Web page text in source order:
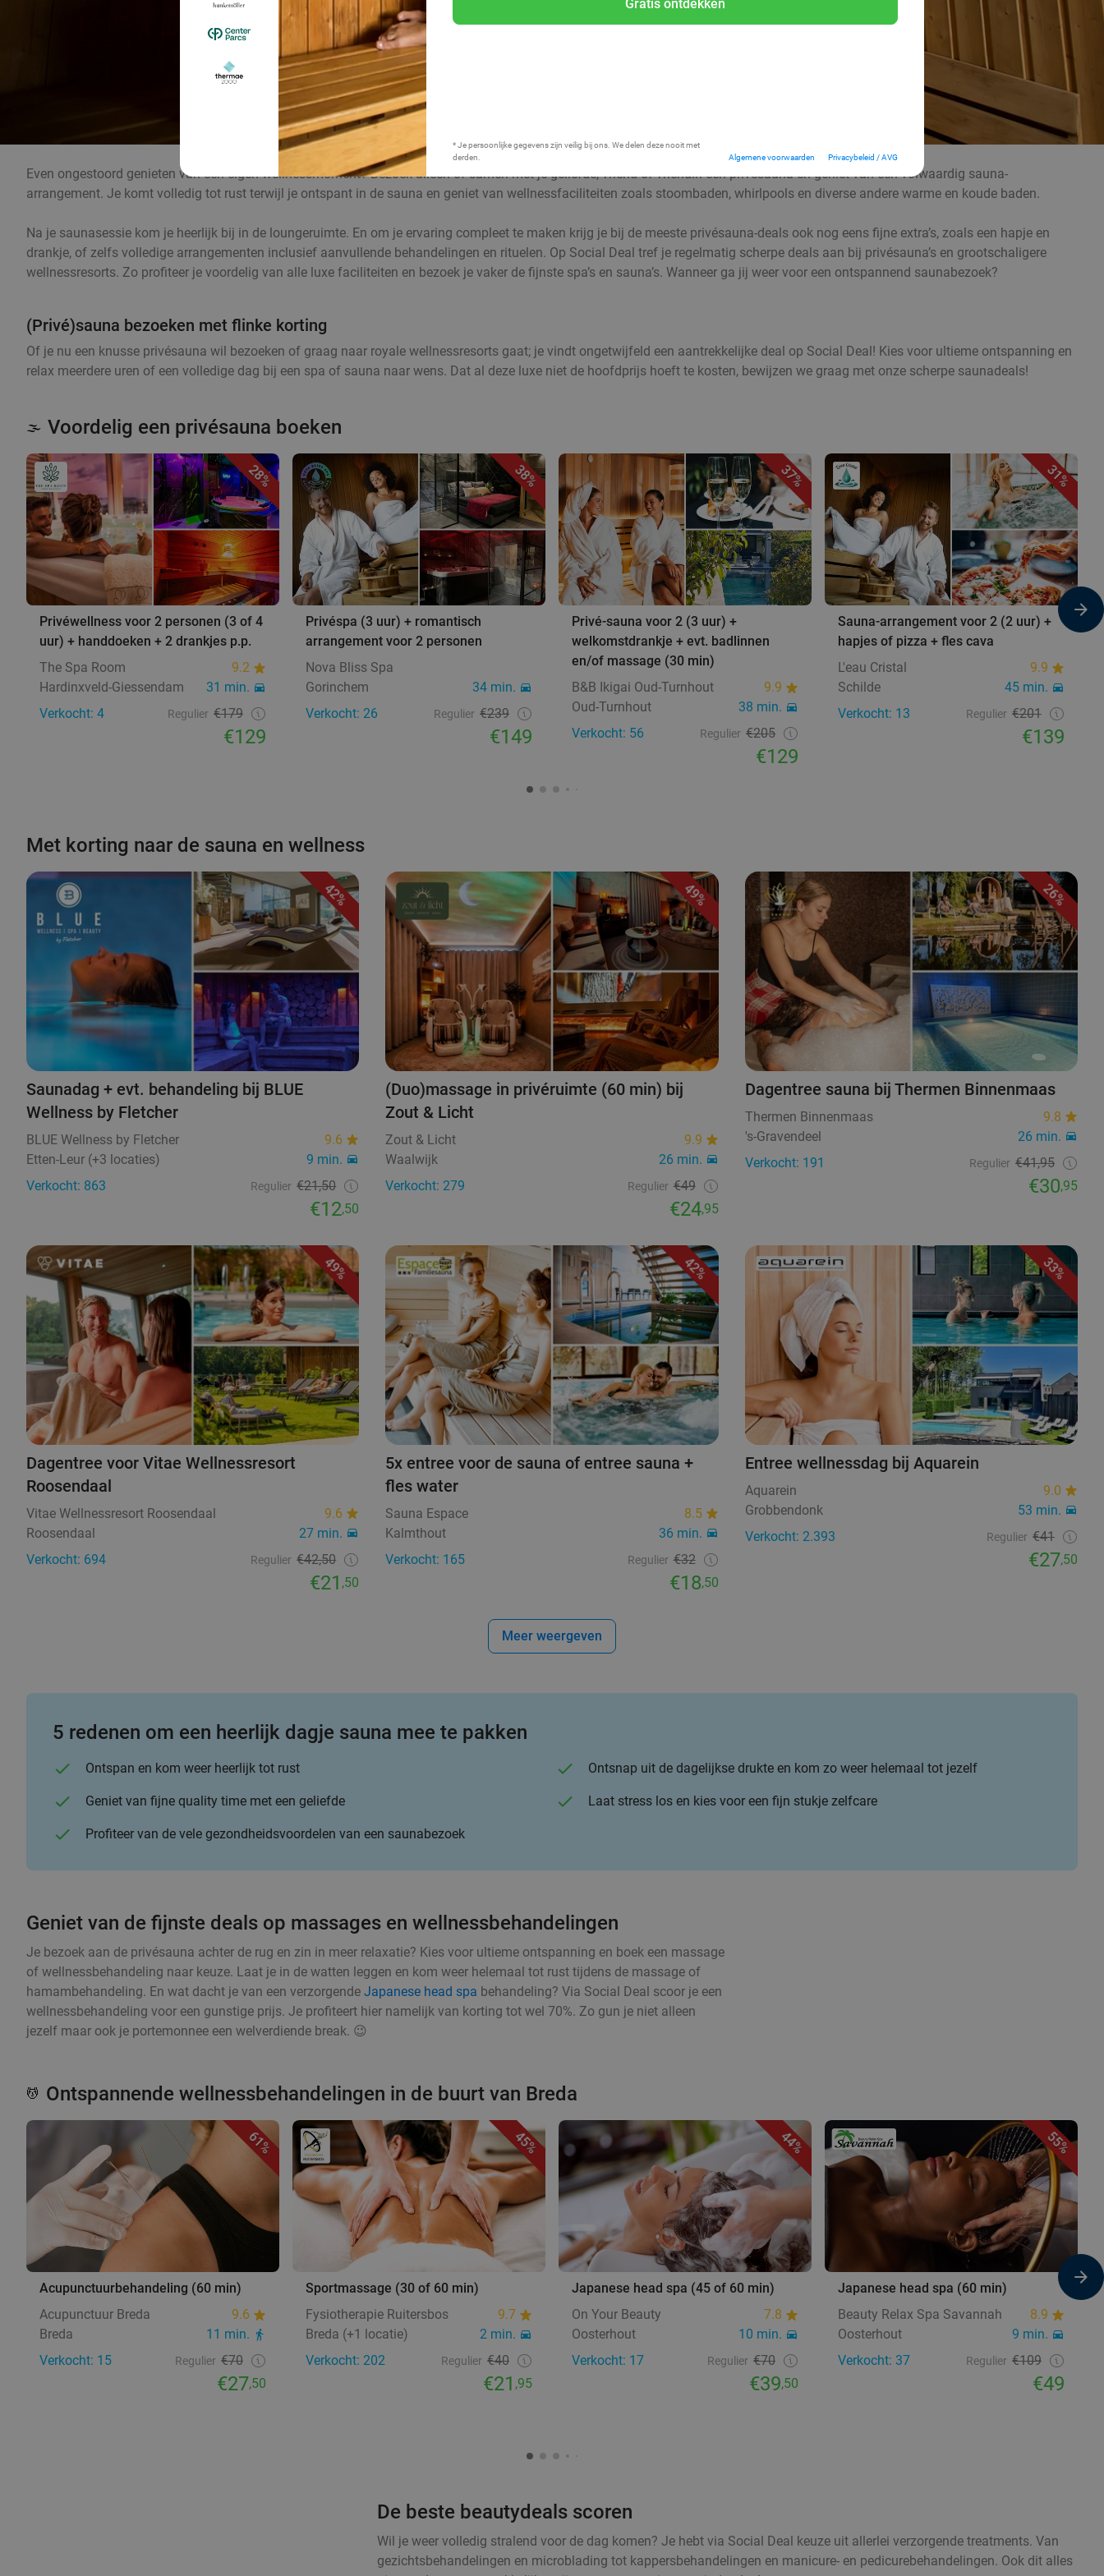
Gratis ontdekken
* Je persoonlijke gegevens zijn veilig bij ons. We delen deze nooit met
derden.
Algemene voorwaarden Privacybeleid / AVG
Even ongestoord genieten van een eigen wellnessmoment? Bezoek alleen of samen met je geliefde, vriend of vriendin een privésauna en geniet van een volwaardig sauna-
arrangement. Je komt volledig tot rust terwijl je ontspant in de sauna en geniet van wellnessfaciliteiten zoals stoombaden, whirlpools en diverse andere warme en koude baden.
Na je saunasessie kom je heerlijk bij in de loungeruimte. En om je ervaring compleet te maken krijg je bij de meeste privésauna-deals ook nog eens fijne extra’s, zoals een hapje en
drankje, of zelfs volledige arrangementen inclusief aanvullende behandelingen en rituelen. Op Social Deal tref je regelmatig scherpe deals aan bij privésauna’s en grootschaligere
wellnessresorts. Zo profiteer je voordelig van alle luxe faciliteiten en bezoek je vaker de fijnste spa’s en sauna’s. Wanneer ga jij weer voor een ontspannend saunabezoek?
(Privé)sauna bezoeken met flinke korting
Of je nu een knusse privésauna wil bezoeken of graag naar royale wellnessresorts gaat; je vindt ongetwijfeld een aantrekkelijke deal op Social Deal! Kies voor ultieme ontspanning en
relax meerdere uren of een volledige dag bij een spa of sauna naar wens. Dat al deze luxe niet de hoofdprijs hoeft te kosten, bewijzen we graag met onze scherpe saunadeals!
🌫️ Voordelig een privésauna boeken
28%
Privéwellness voor 2 personen (3 of 4
uur) + handdoeken + 2 drankjes p.p.
The Spa Room
9.2
Hardinxveld-Giessendam
31 min.
Verkocht: 4
Regulier €179
€129
38%
Privéspa (3 uur) + romantisch
arrangement voor 2 personen
Nova Bliss Spa
Gorinchem
34 min.
Verkocht: 26
Regulier €239
€149
37%
Privé-sauna voor 2 (3 uur) +
welkomstdrankje + evt. badlinnen
en/of massage (30 min)
B&B Ikigai Oud-Turnhout
9.9
Oud-Turnhout
38 min.
Verkocht: 56
Regulier €205
€129
31%
Sauna-arrangement voor 2 (2 uur) +
hapjes of pizza + fles cava
L'eau Cristal
9.9
Schilde
45 min.
Verkocht: 13
Regulier €201
€139
Met korting naar de sauna en wellness
42%
Saunadag + evt. behandeling bij BLUE
Wellness by Fletcher
BLUE Wellness by Fletcher
9.6
Etten-Leur (+3 locaties)
9 min.
Verkocht: 863
Regulier €21,50
€12,50
49%
(Duo)massage in privéruimte (60 min) bij
Zout & Licht
Zout & Licht
9.9
Waalwijk
26 min.
Verkocht: 279
Regulier €49
€24,95
26%
Dagentree sauna bij Thermen Binnenmaas
Thermen Binnenmaas
9.8
's-Gravendeel
26 min.
Verkocht: 191
Regulier €41,95
€30,95
49%
Dagentree voor Vitae Wellnessresort
Roosendaal
Vitae Wellnessresort Roosendaal
9.6
Roosendaal
27 min.
Verkocht: 694
Regulier €42,50
€21,50
42%
5x entree voor de sauna of entree sauna +
fles water
Sauna Espace
8.5
Kalmthout
36 min.
Verkocht: 165
Regulier €32
€18,50
33%
Entree wellnessdag bij Aquarein
Aquarein
9.0
Grobbendonk
53 min.
Verkocht: 2.393
Regulier €41
€27,50
Meer weergeven
5 redenen om een heerlijk dagje sauna mee te pakken
Ontspan en kom weer heerlijk tot rust
Geniet van fijne quality time met een geliefde
Profiteer van de vele gezondheidsvoordelen van een saunabezoek
Ontsnap uit de dagelijkse drukte en kom zo weer helemaal tot jezelf
Laat stress los en kies voor een fijn stukje zelfcare
Geniet van de fijnste deals op massages en wellnessbehandelingen
Je bezoek aan de privésauna achter de rug en zin in meer relaxatie? Kies voor ultieme ontspanning en boek een massage
of wellnessbehandeling naar keuze. Laat je in de watten leggen en kom weer helemaal tot rust tijdens de massage of
hamambehandeling. En wat dacht je van een verzorgende Japanese head spa behandeling? Via Social Deal scoor je een
wellnessbehandeling voor een gunstige prijs. Je profiteert hier namelijk van korting tot wel 70%. Zo gun je niet alleen
jezelf maar ook je portemonnee een welverdiende break. 😉
💆 Ontspannende wellnessbehandelingen in de buurt van Breda
61%
Acupunctuurbehandeling (60 min)
Acupunctuur Breda
9.6
Breda
11 min.
Verkocht: 15
Regulier €70
€27,50
45%
Sportmassage (30 of 60 min)
Fysiotherapie Ruitersbos
9.7
Breda (+1 locatie)
2 min.
Verkocht: 202
Regulier €40
€21 ,95
44%
Japanese head spa (45 of 60 min)
On Your Beauty
7.8
Oosterhout
10 min.
Verkocht: 17
Regulier €70
€39,50
55%
Japanese head spa (60 min)
Beauty Relax Spa Savannah
8.9
Oosterhout
9 min.
Verkocht: 37
Regulier €109
€49
De beste beautydeals scoren
Wil je weer volledig stralend voor de dag komen? Je hebt via Social Deal keuze uit allerlei verzorgende treatments. Van
gezichtsbehandelingen en microblading tot kappersbehandelingen en manicure- en pedicurebehandelingen. Ook dit alles